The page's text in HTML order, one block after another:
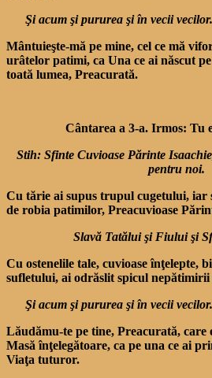
Şi acum şi pururea şi în vecii
Mântuieşte-mă pe mine, cel ce mă
urâtelor patimi, ca Una ce ai născut
toată lumea, Preacurată.
Cântarea a 3-a. Irmos:
Stih: Sfinte Cuvioase Părinte
pentru noi.
Cu tărie ai supus trupul cugetului, iar
de robia patimilor, Preacuvioase
Slavă Tatălui şi Fiului şi
Cu ostenelile tale, cuvioase înţelepte,
sufletului, ai odrăslit spicul
Şi acum şi pururea şi în vecii
Lăudămu-te pe tine, Preacurată, care
Masă înţelegătoare, ca pe una ce ai
Viaţa tuturor.